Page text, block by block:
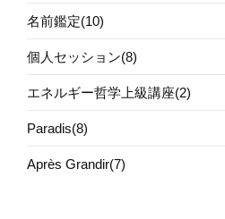
名前鑑定(10)
個人セッション(8)
エネルギー哲学上級講座(2)
Paradis(8)
Après Grandir(7)